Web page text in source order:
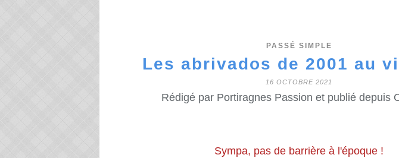
PASSÉ SIMPLE
Les abrivados de 2001 au
16 OCTOBRE 2021
Rédigé par Portiragnes Passion et publié depuis
Sympa, pas de barrière à l'époque !